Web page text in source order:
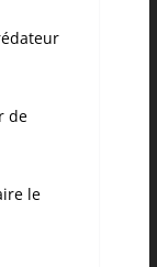
de
le